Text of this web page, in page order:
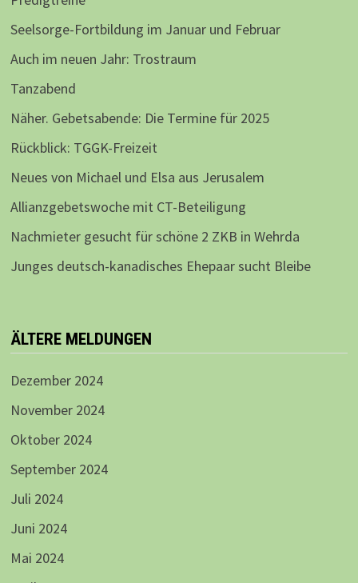
Seelsorge-Fortbildung im Januar und Februar
Auch im neuen Jahr: Trostraum
Tanzabend
Näher. Gebetsabende: Die Termine für 2025
Rückblick: TGGK-Freizeit
Neues von Michael und Elsa aus Jerusalem
Allianzgebetswoche mit CT-Beteiligung
Nachmieter gesucht für schöne 2 ZKB in Wehrda
Junges deutsch-kanadisches Ehepaar sucht Bleibe
ÄLTERE MELDUNGEN
Dezember 2024
November 2024
Oktober 2024
September 2024
Juli 2024
Juni 2024
Mai 2024